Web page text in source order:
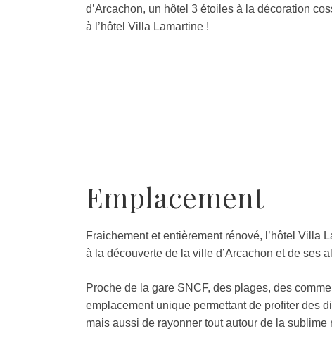
d’Arcachon, un hôtel 3 étoiles à la décoration
à l’hôtel Villa Lamartine !
Emplacement
Fraichement et entièrement rénové, l’hôtel Villa
à la découverte de la ville d’Arcachon et de ses
Proche de la gare SNCF, des plages, des
emplacement unique permettant de profiter des
mais aussi de rayonner tout autour de la sublime